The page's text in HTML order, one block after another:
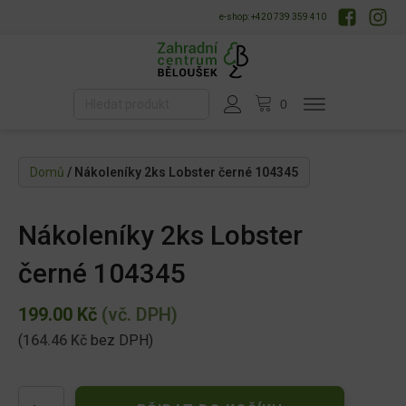
e-shop: +420 739 359 410
Domů / Nákoleníky 2ks Lobster černé 104345
Nákoleníky 2ks Lobster
černé 104345
199.00 Kč (vč. DPH)
(164.46 Kč bez DPH)